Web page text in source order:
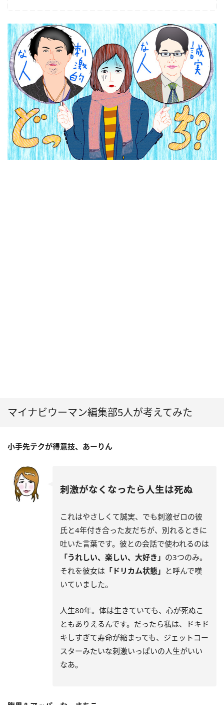
マイナビウーマン編集部5人が考えてみた
小手先テクが得意技、あーりん
刺激がなくなったら人生は死ぬ
これはやさしくて誠実、でも刺激ゼロの彼
氏と4年付き合った友だちが、別れるときに
吐いた言葉です。彼との会話で使われるのは
「うれしい、楽しい、大好き」 の3つのみ。
それを彼女は 「ドリカム状態」 と呼んで嘆
いていました。
人生80年。体は生きていても、心が死ぬこ
ともありえるんです。だったら私は、ドキド
キしすぎて寿命が縮まっても、ジェットコー
スターみたいな刺激いっぱいの人生がいい
なあ。